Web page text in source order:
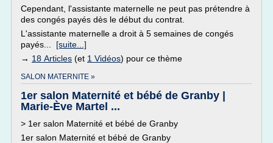
Cependant, l'assistante maternelle ne peut pas prétendre à
des congés payés dès le début du contrat.
L'assistante maternelle a droit à 5 semaines de congés
payés... [suite...]
→ 18 Articles (et 1 Vidéos) pour ce thème
SALON MATERNITE »
1er salon Maternité et bébé de Granby |
Marie-Ève Martel ...
> 1er salon Maternité et bébé de Granby
1er salon Maternité et bébé de Granby